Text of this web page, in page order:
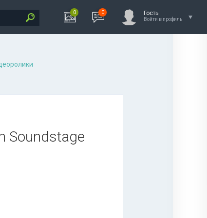
0 0 Гость
Войти в профиль
Soundstage